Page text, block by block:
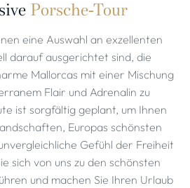
Porsche-Tour
eine Auswahl an exzellenten
darauf ausgerichtet sind, die
Mallorcas mit einer Mischung
Flair und Adrenalin zu
ist sorgfältig geplant, um Ihnen
Europas schönsten
Gefühl der Freiheit
sich von uns zu den schönsten
und machen Sie Ihren Urlaub